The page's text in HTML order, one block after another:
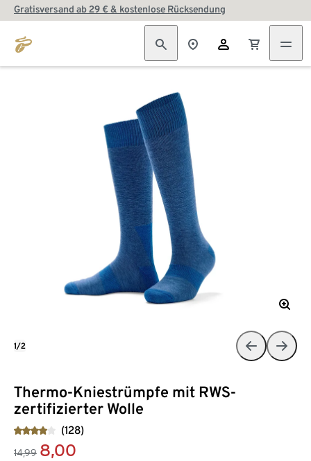
Gratisversand ab 29 € & kostenlose Rücksendung
Thermo-Kniestrümpfe mit RWS-
zertifizierter Wolle
(128)
14,99 8,00
1/2